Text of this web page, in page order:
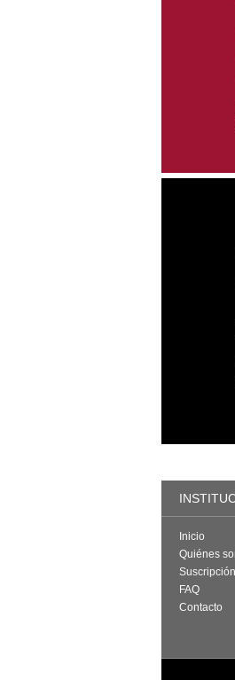
Inicio
Quiénes
Suscripción
FAQ
Contacto